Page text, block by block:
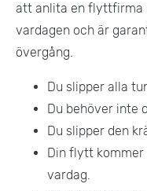
att anlita en flyttfirma
vardagen och är
övergång.
Du slipper alla
Du behöver inte
Du slipper den
Din flytt
vardag.